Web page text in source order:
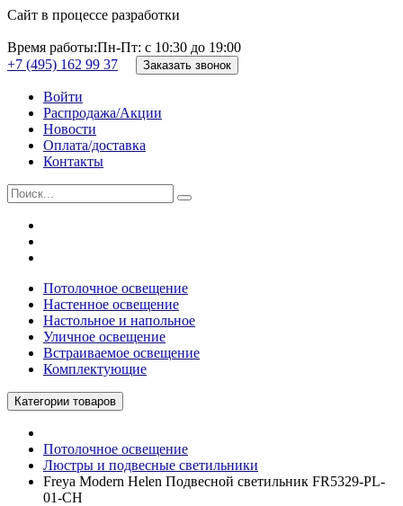
Сайт в процессе разработки
Время работы:Пн-Пт: с 10:30 до 19:00
+7 (495) 162 99 37
Заказать звонок
Войти
Распродажа/Акции
Новости
Оплата/доставка
Контакты
Потолочное освещение
Настенное освещение
Настольное и напольное
Уличное освещение
Встраиваемое освещение
Комплектующие
Категории товаров
Потолочное освещение
Люстры и подвесные светильники
Freya Modern Helen Подвесной светильник FR5329-PL-
01-CH